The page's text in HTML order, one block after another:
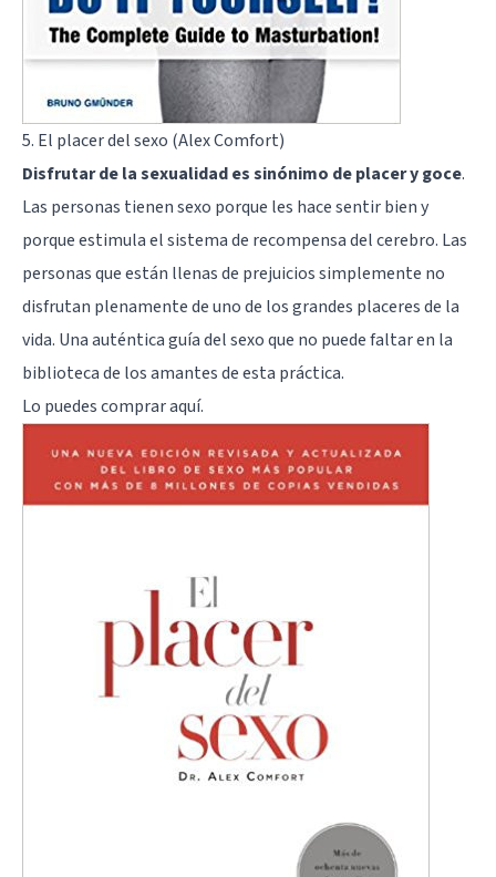
5. El placer del sexo (Alex Comfort)
Disfrutar de la sexualidad es sinónimo de placer y goce.
Las personas tienen sexo porque les hace sentir bien y
porque estimula el sistema de recompensa del cerebro. Las
personas que están llenas de prejuicios simplemente no
disfrutan plenamente de uno de los grandes placeres de la
vida. Una auténtica guía del sexo que no puede faltar en la
biblioteca de los amantes de esta práctica.
Lo puedes compraraquí.